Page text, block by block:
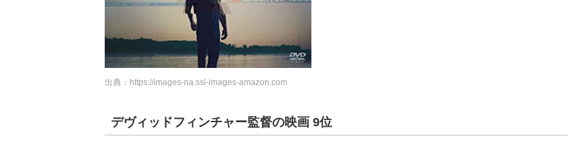
出典： https://images-na.ssl-images-amazon.com
デヴィッドフィンチャー監督の映画 9位